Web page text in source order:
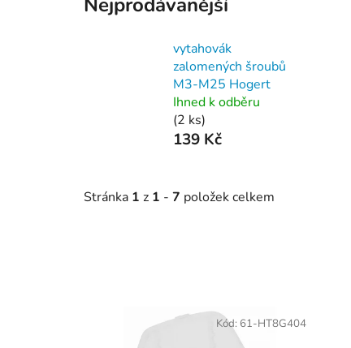
vytahovák
zalomených šroubů
M3-M25 Hogert
Ihned k odběru
(2 ks)
139 Kč
Stránka 1 z 1 - 7 položek celkem
Kód: 61-HT8G404